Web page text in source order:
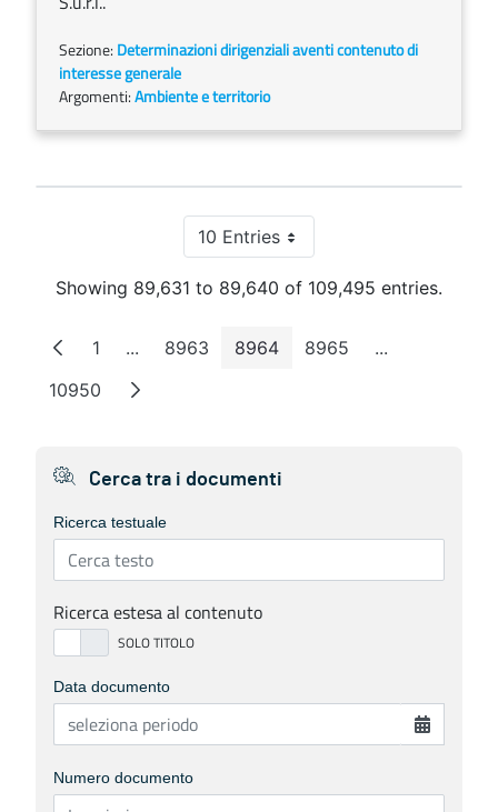
Sezione: Determinazioni dirigenziali aventi contenuto di
interesse generale
Argomenti:Ambiente e territorio
10 EntriesPer Page
Showing 89,631 to 89,640 of 109,495 entries.
Page
1 ...Intermediate Pages
Page
8963 Page
8964 Page
8965 ...Intermediate
Page
10950
Cerca tra i documenti
Ricerca testuale
Ricerca estesa al contenuto
Data documento
Numero documento